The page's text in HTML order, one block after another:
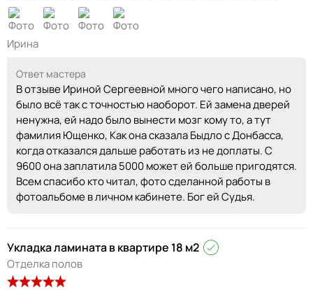
Ирина
Ответ мастера
В отзыве Ириной Сергеевной много чего написано, но
было всё так с точностью наоборот. Ей замена дверей
ненужна, ей надо было вынести мозг кому то, а тут
фамилия Ющенко, Как она сказала Быдло с Донбасса,
когда отказался дальше работать из не доплаты. С
9600 она заплатила 5000 может ей больше пригодятся.
Всем спасибо кто читал, фото сделанной работы в
фотоальбоме в личном кабинете. Бог ей Судья.
Укладка ламината в квартире 18 м2
Отделка полов